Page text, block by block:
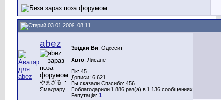
03.01.2009, 08:11
abez
やまざる ::
Ямадзару
Звідки Ви: Одессит
Авто: Лисапет
Вік: 45
Дописи: 6.621
Вы сказали Спасибо: 456
Поблагодарили 1.886 раз(а) в 1.136 сообщениях
Репутація: 1